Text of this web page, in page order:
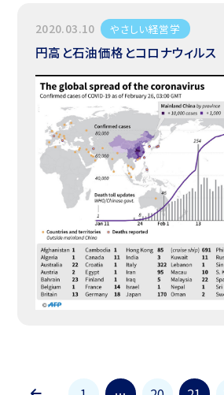
2020.03.10 やさしい経営学
円高と石油価格とコロナウィルス